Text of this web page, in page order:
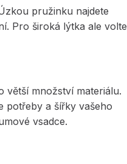
pružinku najdete
Pro široká lýtka ale volte
větší množství materiálu.
potřeby a šířky vašeho
vsadce.